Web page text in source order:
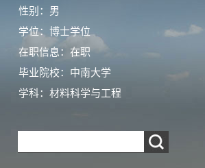
性别：男
学位：博士学位
在职信息：在职
毕业院校：中南大学
学科：材料科学与工程